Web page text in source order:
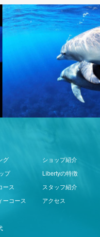
グ
プ
ース
ーコース
ショップ紹介
Libertyの特徴
スタッフ紹介
アクセス